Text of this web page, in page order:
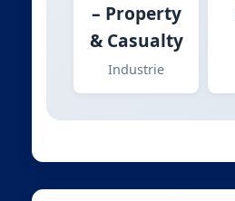
– Property
& Casualty
Industrie